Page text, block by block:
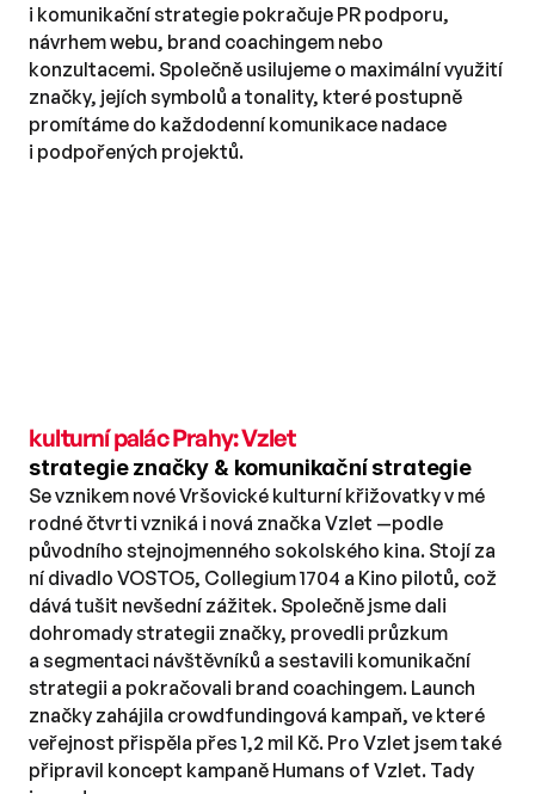
i komunikační strategie pokračuje PR podporu,
návrhem webu, brand coachingem nebo
konzultacemi. Společně usilujeme o maximální využití
značky, jejích symbolů a tonality, které postupně
promítáme do každodenní komunikace nadace
i podpořených projektů.
kulturní palác Prahy: Vzlet
strategie značky & komunikační strategie
Se vznikem nové Vršovické kulturní křižovatky v mé
rodné čtvrti vzniká i nová značka Vzlet —podle
původního stejnojmenného sokolského kina. Stojí za
ní divadlo VOSTO5, Collegium 1704 a Kino pilotů, což
dává tušit nevšední zážitek. Společně jsme dali
dohromady strategii značky, provedli průzkum
a segmentaci návštěvníků a sestavili komunikační
strategii a pokračovali brand coachingem. Launch
značky zahájila crowdfundingová kampaň, ve které
veřejnost přispěla přes 1,2 mil Kč. Pro Vzlet jsem také
připravil koncept kampaně Humans of Vzlet. Tady